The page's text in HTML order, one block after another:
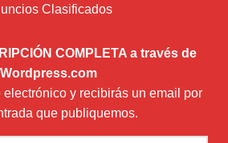
Clasificados
COMPLETA a través de
Wordpress.com
electrónico y recibirás un email por
que publiquemos.